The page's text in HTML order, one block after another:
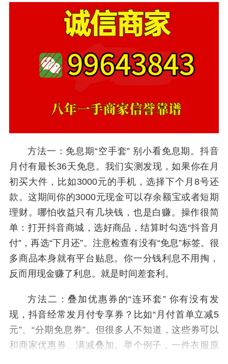
方法一：免息期“空手套” 别小看免息期。抖音
月付有最长36天免息。我们实测发现，如果你在月
初买大件，比如3000元的手机，选择下个月8号还
款。这期间你的3000元现金可以存余额宝或者短期
理财。哪怕收益只有几块钱，也是白赚。操作很简
单：打开抖音商城，选好商品，结算时勾选“抖音月
付”，再选“下月还”。注意检查有没有“免息”标签。很
多商品本身就有平台贴息。你一分钱利息不用掏，
反而用现金赚了利息。就是时间差套利。
方法二：叠加优惠券的“连环套” 你有没有发
现，抖音经常发月付专享券？比如“月付首单立减5
元”、“分期免息券”。但很多人不知道，这些券可以
和商家优惠券、满减叠加。举个例子，一件衣服原